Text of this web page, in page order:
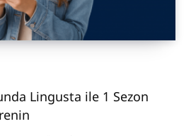
Lingusta ile 1 Sezon